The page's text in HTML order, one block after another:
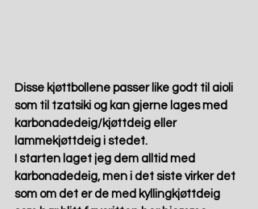
Disse kjøttbollene passer like godt til aioli
som til tzatsiki og kan gjerne lages med
karbonadedeig/kjøttdeig eller
lammekjøttdeig i stedet.
I starten laget jeg dem alltid med
karbonadedeig, men i det siste virker det
som om det er de med kyllingkjøttdeig